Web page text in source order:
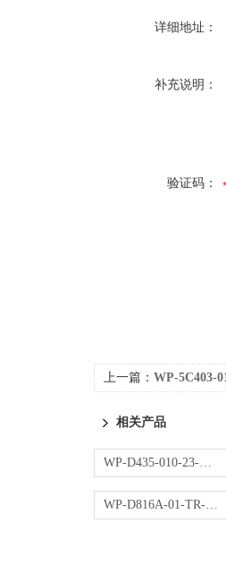
详细地址：
补充说明：
验证码：
上一篇： WP-5C403-
相关产品
WP-D435-010-23-NN操作器
WP-D816A-01-TR-HL控制仪